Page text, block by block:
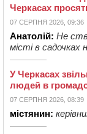
Черкасах
07 СЕРПНЯ 2026, 09:36
Анатолій: Не
місті в садочках
У Черкасах
людей в
07 СЕРПНЯ 2026, 08:39
містянин: